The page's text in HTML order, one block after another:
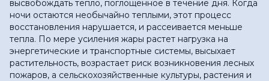
высвобождать тепло, поглощенное в течение дня. Когда
ночи остаются необычайно теплыми, этот процесс
восстановления нарушается, и рассеивается меньше
тепла. По мере усиления жары растет нагрузка на
энергетические и транспортные системы, высыхает
растительность, возрастает риск возникновения лесных
пожаров, а сельскохозяйственные культуры, растения и